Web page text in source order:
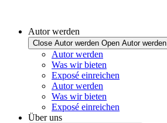
Autor werden
Close Autor werden Open Autor werden
Autor werden
Was wir bieten
Exposé einreichen
Autor werden
Was wir bieten
Exposé einreichen
Über uns